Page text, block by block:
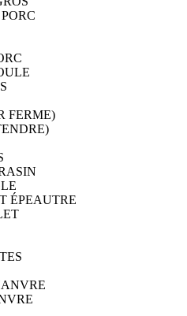
FERME)
ÉPEAUTRE